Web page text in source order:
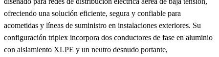
ofreciendo una solución eficiente, segura y confiable para
acometidas y líneas de suministro en instalaciones exteriores. Su
configuración triplex incorpora dos conductores de fase en aluminio
con aislamiento XLPE y un neutro desnudo portante,